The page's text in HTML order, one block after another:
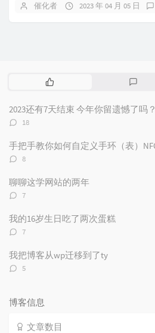
催化者 2023 年 04 月 05 日
热
文
评
2023还有7天结束 今年你留遗憾了吗？
评
数：
18
评
数：
8
聊聊这学网站的两年
评
数：
7
我的16岁生日吃了两次蛋糕
评
数：
7
我把博客从wp迁移到了ty
评
5
博客信息
文章数目